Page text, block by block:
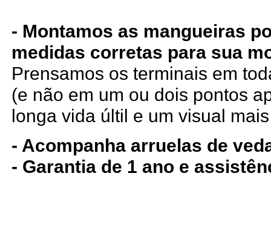
- Montamos as mangueiras
medidas corretas para sua
Prensamos os terminais em
(e não em um ou dois pontos
longa vida últil e um visual
- Acompanha arruelas de
- Garantia de 1 ano e